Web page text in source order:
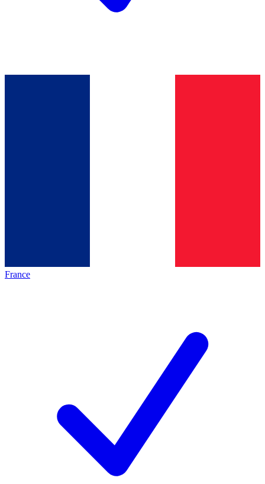
France